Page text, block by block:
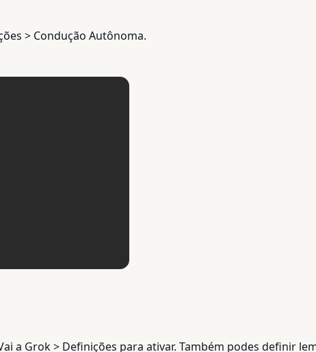
> Condução Autônoma.
a Grok > Definições para ativar. Também podes definir